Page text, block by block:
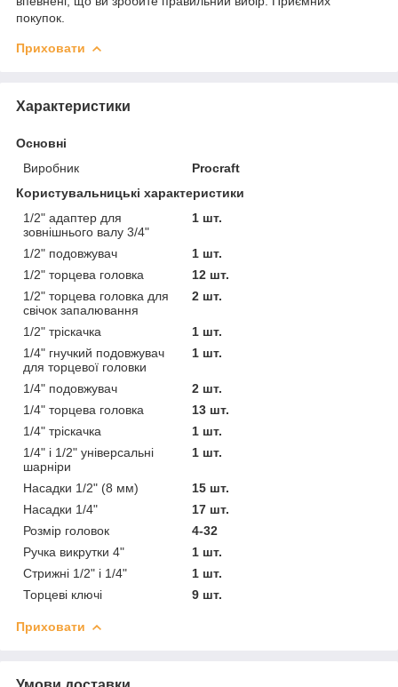
покупок.
Приховати
Характеристики
Основні
Виробник
Procraft
Користувальницькі характеристики
1/2" адаптер для
зовнішнього валу 3/4"
1 шт.
1/2" подовжувач
1 шт.
1/2" торцева головка
12 шт.
1/2" торцева головка для
свічок запалювання
2 шт.
1/2" тріскачка
1 шт.
1/4" гнучкий подовжувач
для торцевої головки
1 шт.
1/4" подовжувач
2 шт.
1/4" торцева головка
13 шт.
1/4" тріскачка
1 шт.
1/4" і 1/2" універсальні
шарніри
1 шт.
Насадки 1/2" (8 мм)
15 шт.
Насадки 1/4"
17 шт.
Розмір головок
4-32
Ручка викрутки 4"
1 шт.
Стрижні 1/2" і 1/4"
1 шт.
Торцеві ключі
9 шт.
Приховати